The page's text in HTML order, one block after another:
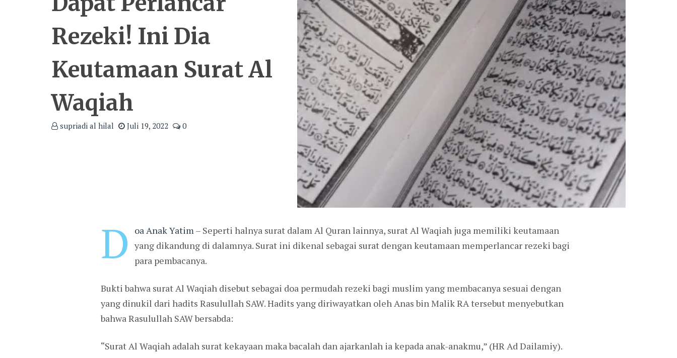
Rezeki! Ini Dia
Keutamaan Surat Al
Waqiah
supriadi al hilal Juli 19, 2022 0
D oa Anak Yatim – Seperti halnya surat dalam Al Quran lainnya, surat Al Waqiah juga memiliki keutamaan
yang dikandung di dalamnya. Surat ini dikenal sebagai surat dengan keutamaan memperlancar rezeki bagi
para pembacanya.
Bukti bahwa surat Al Waqiah disebut sebagai doa permudah rezeki bagi muslim yang membacanya sesuai dengan
yang dinukil dari hadits Rasulullah SAW. Hadits yang diriwayatkan oleh Anas bin Malik RA tersebut menyebutkan
bahwa Rasulullah SAW bersabda:
“Surat Al Waqiah adalah surat kekayaan maka bacalah dan ajarkanlah ia kepada anak-anakmu,” (HR Ad Dailamiy).